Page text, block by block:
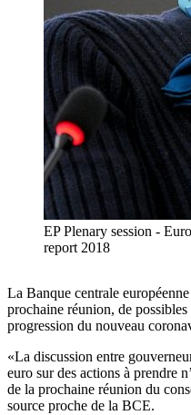
EP Plenary session -
report 2018
La Banque centrale
prochaine réunion, de
progression du nouveau
«La discussion entre
euro sur des actions à prendre
de la prochaine réunion du
source proche de la BCE.